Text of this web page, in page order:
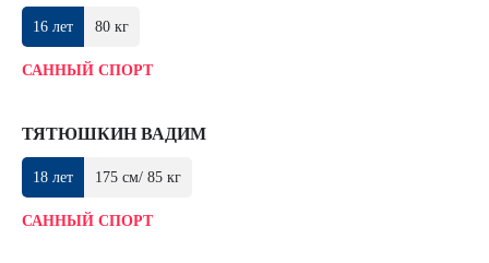
16 лет 80 кг
САННЫЙ СПОРТ
ТЯТЮШКИН ВАДИМ
18 лет 175 см/ 85 кг
САННЫЙ СПОРТ